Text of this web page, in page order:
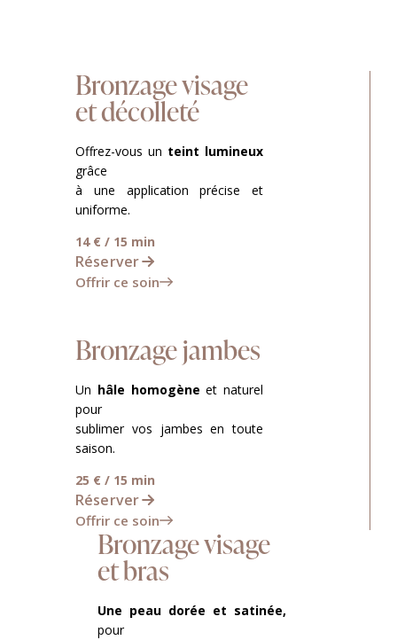
Bronzage visage
et décolleté
Offrez-vous un teint lumineux
grâce
à une application précise et
uniforme.
14 € / 15 min
Réserver
Offrir ce soin
Bronzage jambes
Un hâle homogène et naturel
pour
sublimer vos jambes en toute
saison.
25 € / 15 min
Réserver
Offrir ce soin
Bronzage visage
et bras
Une peau dorée et satinée,
pour